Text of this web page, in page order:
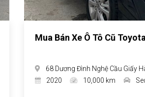
Mua Bán Xe Ô Tô Cũ
68 Dương Đình Nghệ Cầu Giấy
2020
10,000 km